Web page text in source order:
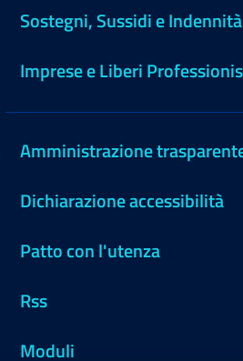
Sostegni, Sussidi e Indennità
Imprese e Liberi
Amministrazione
Dichiarazione accessibilità
Patto con l'utenza
Rss
Moduli